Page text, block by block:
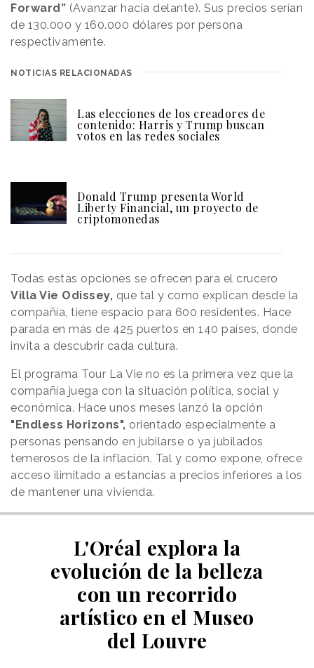
Forward” (Avanzar hacia delante). Sus precios serían
de 130.000 y 160.000 dólares por persona
respectivamente.
NOTICIAS RELACIONADAS
Las elecciones de los creadores de
contenido: Harris y Trump buscan
votos en las redes sociales
Donald Trump presenta World
Liberty Financial, un proyecto de
criptomonedas
Todas estas opciones se ofrecen para el crucero
Villa Vie Odissey, que tal y como explican desde la
compañía, tiene espacio para 600 residentes. Hace
parada en más de 425 puertos en 140 países, donde
invita a descubrir cada cultura.
El programa Tour La Vie no es la primera vez que la
compañía juega con la situación política, social y
económica. Hace unos meses lanzó la opción
"Endless Horizons", orientado especialmente a
personas pensando en jubilarse o ya jubilados
temerosos de la inflación. Tal y como expone, ofrece
acceso ilimitado a estancias a precios inferiores a los
de mantener una vivienda.
L'Oréal explora la
evolución de la belleza
con un recorrido
artístico en el Museo
del Louvre